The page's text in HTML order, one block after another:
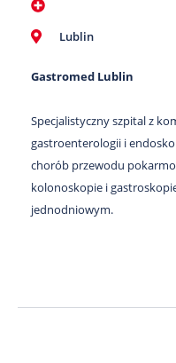
Lublin
Gastromed Lublin
Specjalistyczny szpital z
gastroenterologii i
chorób przewodu
kolonoskopie i
jednodniowym.